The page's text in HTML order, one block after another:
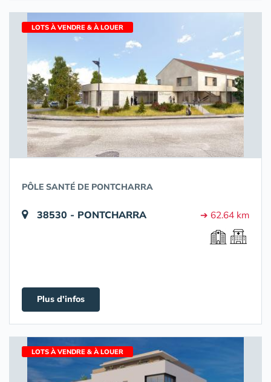
LOTS À VENDRE & À LOUER
PÔLE SANTÉ DE PONTCHARRA
38530 - PONTCHARRA ➔ 62.64 km
Plus d'infos
LOTS À VENDRE & À LOUER